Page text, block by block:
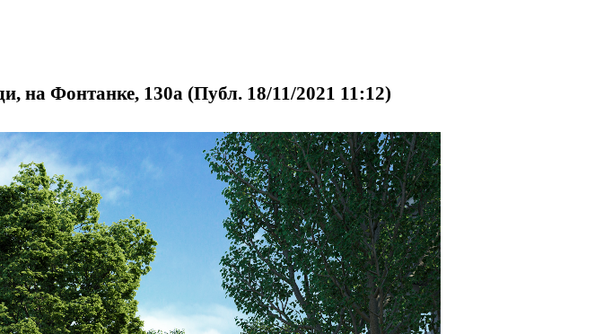
на Фонтанке, 130а (Публ. 18/11/2021 11:12)